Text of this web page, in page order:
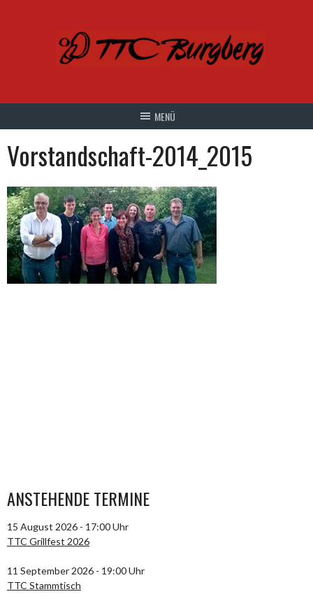
Vorstandschaft-2014_2015
ANSTEHENDE TERMINE
15 August 2026 - 17:00 Uhr
TTC Grillfest 2026
11 September 2026 - 19:00 Uhr
TTC Stammtisch